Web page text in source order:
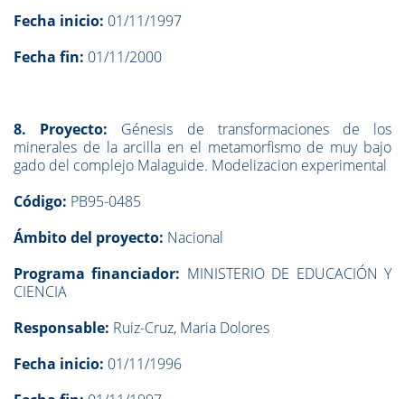
Fecha inicio: 01/11/1997
Fecha fin: 01/11/2000
8. Proyecto: Génesis de transformaciones de los
minerales de la arcilla en el metamorfismo de muy bajo
gado del complejo Malaguide. Modelizacion experimental
Código: PB95-0485
Ámbito del proyecto: Nacional
Programa financiador: MINISTERIO DE EDUCACIÓN Y
CIENCIA
Responsable: Ruiz-Cruz, Maria Dolores
Fecha inicio: 01/11/1996